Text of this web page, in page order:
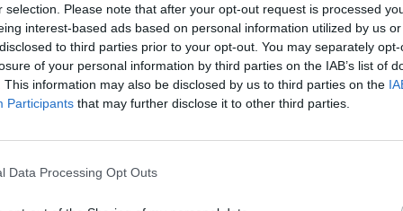
selection. Please note that after your opt-out request is processed
interest-based ads based on personal information utilized by us
to third parties prior to your opt-out. You may separately
of your personal information by third parties on the IAB’s list of
This information may also be disclosed by us to third parties on the
Participants that may further disclose it to other third parties.
Data Processing Opt Outs
μιαςυψηλής ποιότητας
διαθέσιμων επιλογών,
συμπληρώματα είναι
μακροζωίας.
Finds και να υποδείξουν
το ασβέστιο που ενισχύει τα οστά